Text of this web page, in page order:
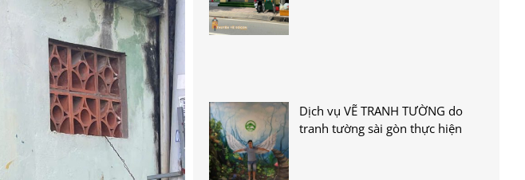
Dịch vụ VẼ TRANH TƯỜNG do
tranh tường sài gòn thực hiện